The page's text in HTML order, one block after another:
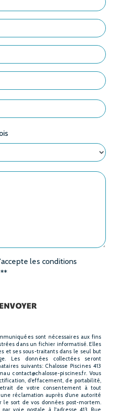
les conditions
ENVOYER
sont nécessaires aux fins
dans un fichier informatisé. Elles
et ses sous-traitants dans le seul but
Les données collectées seront
suivants: Chalosse Piscines 413
contact@chalosse-piscines.fr. Vous
d’effacement, de portabilité,
de votre consentement à tout
réclamation auprès d’une autorité
le sort de vos données post-mortem.